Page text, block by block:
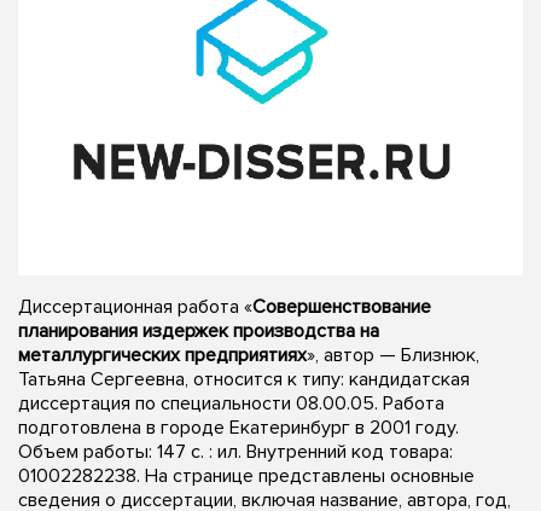
Диссертационная работа «Совершенствование
планирования издержек производства на
металлургических предприятиях», автор — Близнюк,
Татьяна Сергеевна, относится к типу: кандидатская
диссертация по специальности 08.00.05. Работа
подготовлена в городе Екатеринбург в 2001 году.
Объем работы: 147 с. : ил. Внутренний код товара:
01002282238. На странице представлены основные
сведения о диссертации, включая название, автора, год,